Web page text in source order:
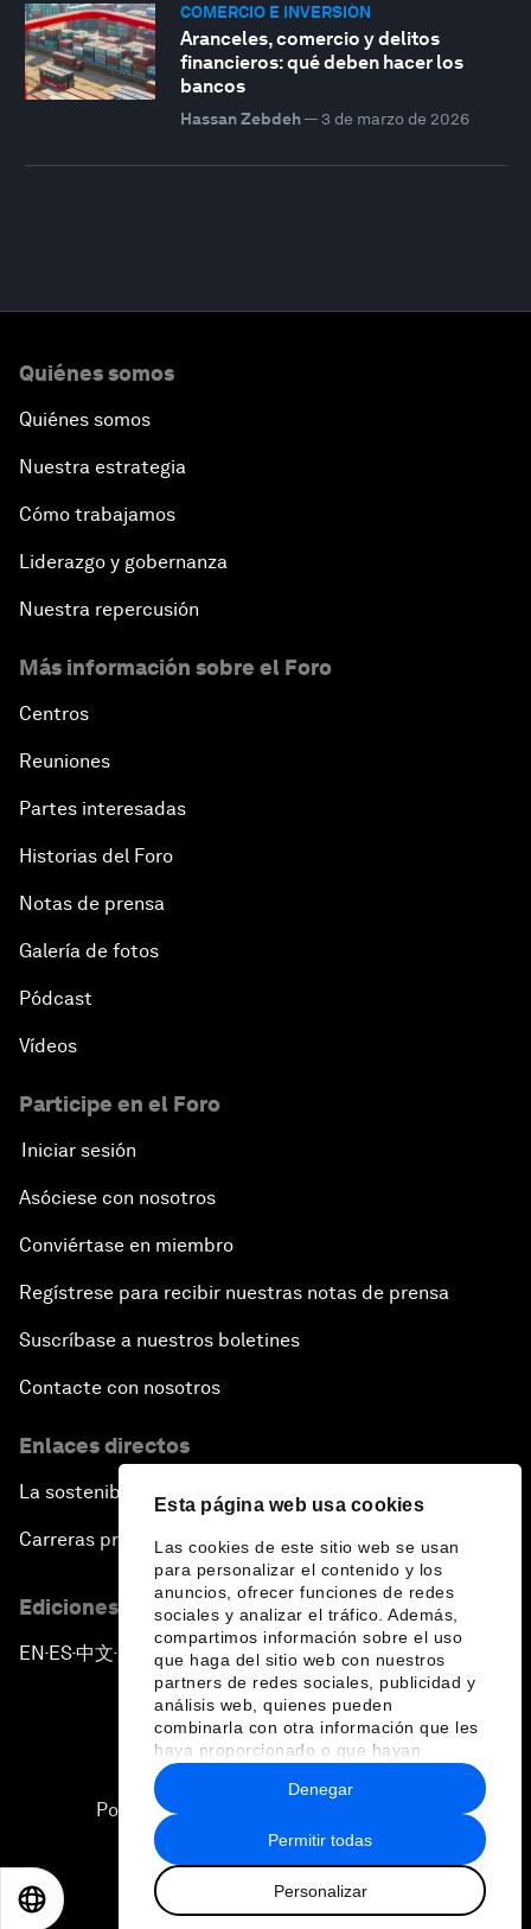
Esta página web usa cookies
Las cookies de este sitio web se usan
para personalizar el contenido y los
anuncios, ofrecer funciones de redes
sociales y analizar el tráfico. Además,
compartimos información sobre el uso
que haga del sitio web con nuestros
partners de redes sociales, publicidad y
análisis web, quienes pueden
combinarla con otra información que les
haya proporcionado o que hayan
recopilado a partir del uso que haya
hecho de sus servicios.
Permitir todas
Personalizar
Denegar
COMERCIO E INVERSIÓN
Aranceles, comercio y delitos
financieros: qué deben hacer los
bancos
Hassan Zebdeh— 3 de marzo de 2026
Quiénes somos
Quiénes somos
Nuestra estrategia
Cómo trabajamos
Liderazgo y gobernanza
Nuestra repercusión
Más información sobre el Foro
Centros
Reuniones
Partes interesadas
Historias del Foro
Notas de prensa
Galería de fotos
Pódcast
Vídeos
Participe en el Foro
Iniciar sesión
Asóciese con nosotros
Conviértase en miembro
Regístrese para recibir nuestras notas de prensa
Suscríbase a nuestros boletines
Contacte con nosotros
Enlaces directos
La sostenibilidad en el Foro
Carreras profesionales
Ediciones en otros idiomas
EN ▪ES▪中文▪ 日本語
Política de privacidad y normas de uso
Sitemap
2026 Foro Económico Mundial